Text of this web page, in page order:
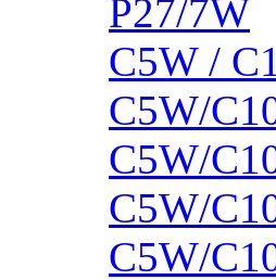
P27/7W
C5W /
C5W/
C5W/
C5W/
C5W/